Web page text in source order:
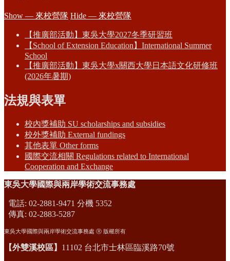
Show — 來校營隊 Hide — 來校營隊
【推廣部活動】東吳大學2027冬季研習班
【School of Extension Education】International Summer
School
【推廣部活動】東吳大學x關西大學日本語文化研修班
(2026年暑期)
法規與表單
校內獎補助 SU scholarships and subsidies
校外獎補助 External fundings
其他表單 Other forms
國際交流相關 Regulations related to International
Cooperation and Exchange
東吳大學國際與兩岸學術交流事務處
電話: 02-2881-9471 分機 5352
傳真: 02-2883-5287
東吳大學國際與兩岸學術交流事務處 Ⓡ 版權所有
【外雙溪校區】 11102 台北市士林區臨溪路70號